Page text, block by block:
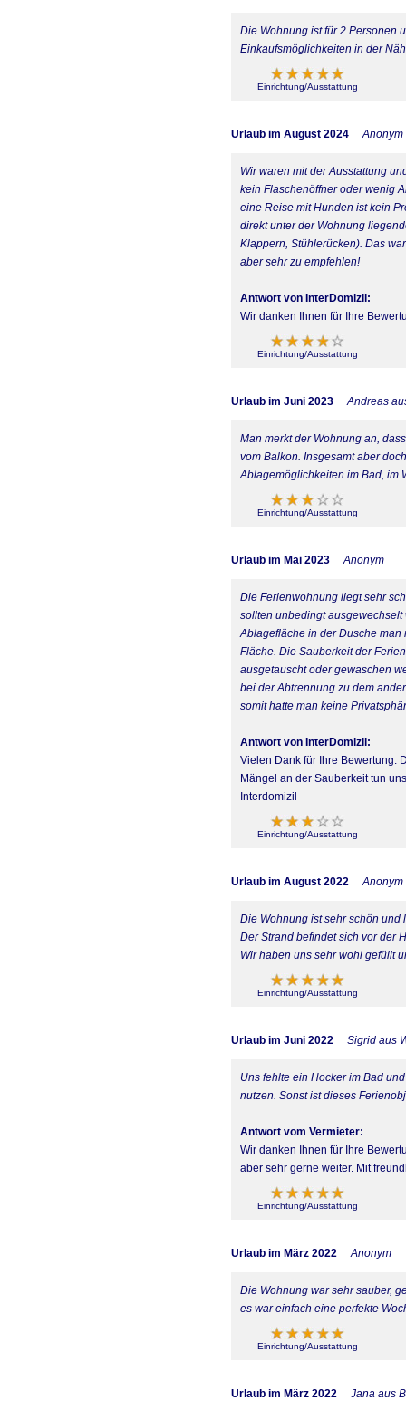
Die Wohnung ist für 2 Personen
Einkaufsmöglichkeiten in der
Einrichtung/Ausstattung
Urlaub im August 2024 Anonym
Wir waren mit der Ausstattung
kein Flaschenöffner oder wenig
eine Reise mit Hunden ist kein
direkt unter der Wohnung
Klappern, Stühlerücken). Das
aber sehr zu empfehlen!
Antwort von InterDomizil:
Wir danken Ihnen für Ihre
Einrichtung/Ausstattung
Urlaub im Juni 2023 Andreas
Man merkt der Wohnung an,
vom Balkon. Insgesamt aber
Ablagemöglichkeiten im Bad, im
Einrichtung/Ausstattung
Urlaub im Mai 2023 Anonym
Die Ferienwohnung liegt sehr
sollten unbedingt
Ablagefläche in der Dusche
Fläche. Die Sauberkeit der
ausgetauscht oder gewaschen
bei der Abtrennung zu dem
somit hatte man keine
Antwort von InterDomizil:
Vielen Dank für Ihre Bewertung.
Mängel an der Sauberkeit tun
Interdomizil
Einrichtung/Ausstattung
Urlaub im August 2022 Anonym
Die Wohnung ist sehr schön und
Der Strand befindet sich vor der
Wir haben uns sehr wohl gefüllt
Einrichtung/Ausstattung
Urlaub im Juni 2022 Sigrid aus
Uns fehlte ein Hocker im Bad
nutzen. Sonst ist dieses
Antwort vom Vermieter:
Wir danken Ihnen für Ihre
aber sehr gerne weiter. Mit
Einrichtung/Ausstattung
Urlaub im März 2022 Anonym
Die Wohnung war sehr sauber,
es war einfach eine perfekte
Einrichtung/Ausstattung
Urlaub im März 2022 Jana aus